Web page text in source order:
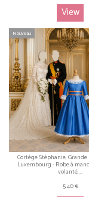
View
Nouveau
Cortège Stéphanie,
Luxembourg - Robe à
volanté,...
5,40 €